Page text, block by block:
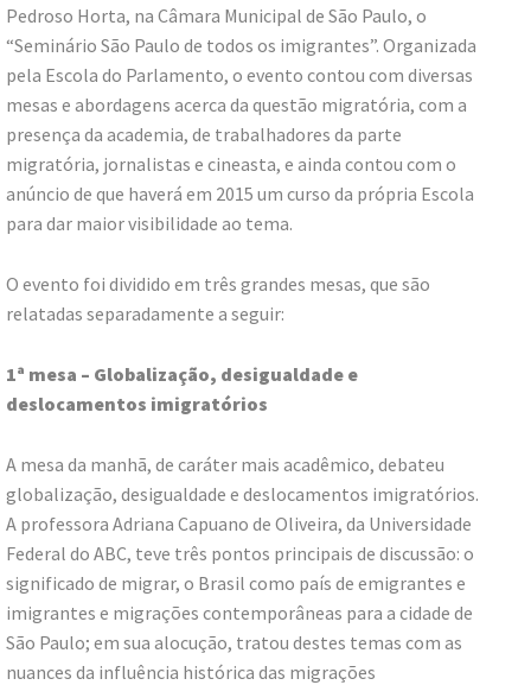
Pedroso Horta, na Câmara Municipal de São Paulo, o
“Seminário São Paulo de todos os imigrantes”. Organizada
pela Escola do Parlamento, o evento contou com diversas
mesas e abordagens acerca da questão migratória, com a
presença da academia, de trabalhadores da parte
migratória, jornalistas e cineasta, e ainda contou com o
anúncio de que haverá em 2015 um curso da própria Escola
para dar maior visibilidade ao tema.
O evento foi dividido em três grandes mesas, que são
relatadas separadamente a seguir:
1ª mesa – Globalização, desigualdade e
deslocamentos imigratórios
A mesa da manhã, de caráter mais acadêmico, debateu
globalização, desigualdade e deslocamentos imigratórios.
A professora Adriana Capuano de Oliveira, da Universidade
Federal do ABC, teve três pontos principais de discussão: o
significado de migrar, o Brasil como país de emigrantes e
imigrantes e migrações contemporâneas para a cidade de
São Paulo; em sua alocução, tratou destes temas com as
nuances da influência histórica das migrações